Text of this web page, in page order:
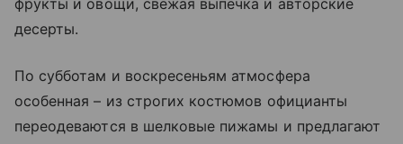
фрукты и овощи, свежая выпечка и авторские
десерты.
По субботам и воскресеньям атмосфера
особенная – из строгих костюмов официанты
переодеваются в шелковые пижамы и предлагают